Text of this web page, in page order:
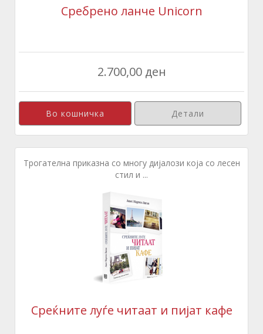
Сребрено ланче Unicorn
2.700,00 ден
Детали
Трогателна приказна со многу дијалози која со лесен
стил и ...
Среќните луѓе читаат и пијат кафе